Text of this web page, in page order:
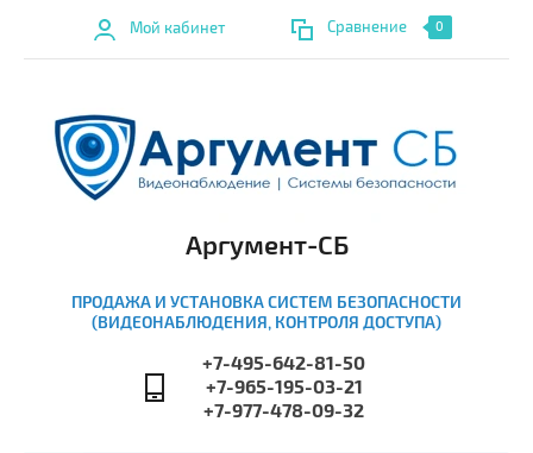
Мой кабинет Сравнение 0
Аргумент-СБ
ПРОДАЖА И УСТАНОВКА СИСТЕМ БЕЗОПАСНОСТИ
(ВИДЕОНАБЛЮДЕНИЯ, КОНТРОЛЯ ДОСТУПА)
+7-495-642-81-50
+7-965-195-03-21
+7-977-478-09-32